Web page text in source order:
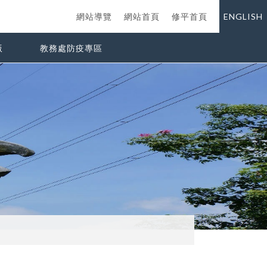
網站導覽 網站首頁 修平首頁 ENGLISH
教務處防疫專區